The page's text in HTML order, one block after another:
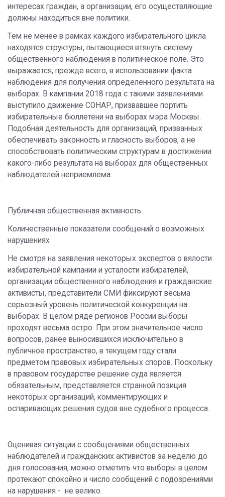
интересах граждан, а организации, его осуществляющие
должны находиться вне политики.
Тем не менее в рамках каждого избирательного цикла
находятся структуры, пытающиеся втянуть систему
общественного наблюдения в политическое поле. Это
выражается, прежде всего, в использовании факта
наблюдения для получения определенного результата на
выборах. В кампании 2018 года с такими заявлениями
выступило движение СОНАР, призвавшее портить
избирательные бюллетени на выборах мэра Москвы.
Подобная деятельность для организаций, призванных
обеспечивать законность и гласность выборов, а не
способствовать политическим структурам в достижении
какого-либо результата на выборах для общественных
наблюдателей неприемлема.
Публичная общественная активность
Количественные показатели сообщений о возможных
нарушениях
Не смотря на заявления некоторых экспертов о вялости
избирательной кампании и усталости избирателей,
организации общественного наблюдения и гражданские
активисты, представители СМИ фиксируют весьма
серьезный уровень политической конкуренции на
выборах. В целом ряде регионов России выборы
проходят весьма остро. При этом значительное число
вопросов, ранее выносившихся исключительно в
публичное пространство, в текущем году стали
предметом правовых избирательных споров. Поскольку
в правовом государстве решение суда является
обязательным, представляется странной позиция
некоторых организаций, комментирующих и
оспаривающих решения судов вне судебного процесса.
Оценивая ситуации с сообщениями общественных
наблюдателей и гражданских активистов за неделю до
дня голосования, можно отметить что выборы в целом
протекают спокойно и число сообщений с подозрениями
на нарушения - не велико.